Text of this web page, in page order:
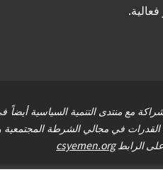
مع منتدى التنمية السياسية أيضاً
القدرات في مجالي الشرطة المجتمعية
الرابطcsyemen.org